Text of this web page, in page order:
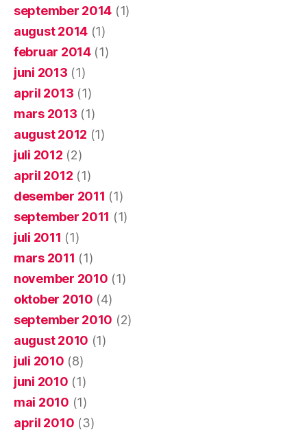
september 2014 (1)
august 2014 (1)
februar 2014(1)
juni 2013 (1)
april 2013 (1)
mars 2013 (1)
august 2012 (1)
juli 2012 (2)
april 2012 (1)
desember 2011 (1)
september 2011 (1)
juli 2011 (1)
mars 2011 (1)
november 2010 (1)
oktober 2010 (4)
september 2010 (2)
august 2010 (1)
juli 2010 (8)
juni 2010 (1)
mai 2010 (1)
april 2010 (3)